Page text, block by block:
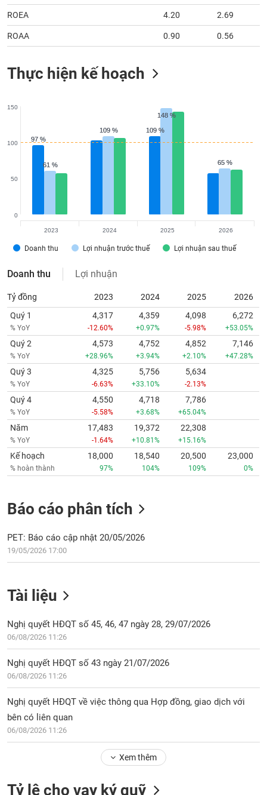
ROEA 4.20 2.69
ROAA 0.90 0.56
Thực hiện kế hoạch
97 %
97 %
109 %
109 %
61 %
61 %
109 %
109 %
148 %
148 %
65 %
65 %
Doanh thu Lợi nhuận trước thuế Lợi nhuận sau thuế
0
50
100
150
2023 2024 2025 2026
Doanh thu Lợi nhuận
Tỷ đồng 2023 2024 2025
2026
Quý 1
% YoY
4,317
-12.60%
4,359
+0.97%
4,098
-5.98%
6,272
+53.05%
Quý 2
% YoY
4,573
+28.96%
4,752
+3.94%
4,852
+2.10%
7,146
+47.28%
Quý 3
% YoY
4,325
-6.63%
5,756
+33.10%
5,634
-2.13%
Quý 4
% YoY
4,550
-5.58%
4,718
+3.68%
7,786
+65.04%
Năm
% YoY
17,483
-1.64%
19,372
+10.81%
22,308
+15.16%
Kế hoạch
% hoàn thành
18,000
97%
18,540
104%
20,500
109%
23,000
0%
Báo cáo phân tích
PET: Báo cáo cập nhật 20/05/2026
19/05/2026 17:00
Tài liệu
Nghị quyết HĐQT số 45, 46, 47 ngày 28, 29/07/2026
06/08/2026 11:26
Nghị quyết HĐQT số 43 ngày 21/07/2026
06/08/2026 11:26
Nghị quyết HĐQT về việc thông qua Hợp đồng, giao dịch với
bên có liên quan
06/08/2026 11:26
Xem thêm
Tỷ lệ cho vay ký quỹ